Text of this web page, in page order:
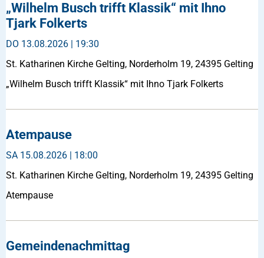
„Wilhelm Busch trifft Klassik“ mit Ihno
Tjark Folkerts
DO 13.08.2026 | 19:30
St. Katharinen Kirche Gelting, Norderholm 19, 24395 Gelting
„Wilhelm Busch trifft Klassik“ mit Ihno Tjark Folkerts
Atempause
SA 15.08.2026 | 18:00
St. Katharinen Kirche Gelting, Norderholm 19, 24395 Gelting
Atempause
Gemeindenachmittag